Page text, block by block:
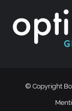
© Copyright